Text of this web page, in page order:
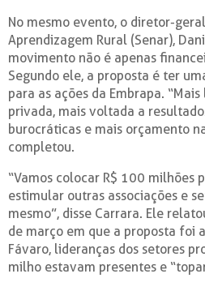
No mesmo evento, o diretor-
Aprendizagem Rural (Senar),
movimento não é apenas
Segundo ele, a proposta é ter
para as ações da Embrapa.
privada, mais voltada a
burocráticas e mais orçamento
completou.
“Vamos colocar R$ 100 milhões
estimular outras associações e
mesmo”, disse Carrara. Ele
de março em que a proposta foi
Fávaro, lideranças dos setores
milho estavam presentes e